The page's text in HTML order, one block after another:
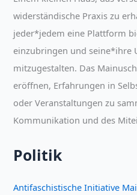
widerständische Praxis zu
jeder*jedem eine Plattform
einzubringen und seine*ihre
mitzugestalten. Das
eröffnen, Erfahrungen in
oder Veranstaltungen zu
Kommunikation und des
Politik
Antifaschistische Initiative